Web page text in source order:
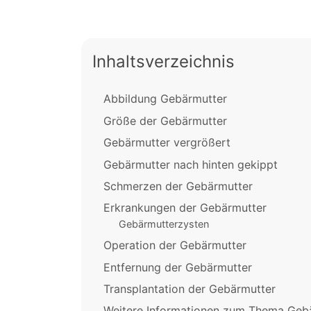
Inhaltsverzeichnis
Abbildung Gebärmutter
Größe der Gebärmutter
Gebärmutter vergrößert
Gebärmutter nach hinten gekippt
Schmerzen der Gebärmutter
Erkrankungen der Gebärmutter
Gebärmutterzysten
Operation der Gebärmutter
Entfernung der Gebärmutter
Transplantation der Gebärmutter